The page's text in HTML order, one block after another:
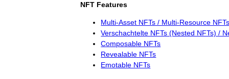
NFT Features
Multi-Asset NFTs / Multi-Resource
Verschachtelte NFTs (Nested NFTs) /
Composable NFTs
Revealable NFTs
Emotable NFTs